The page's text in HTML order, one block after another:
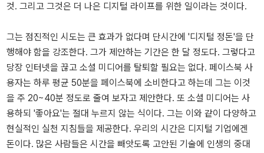
것. 그리고 그것은 더 나은 디지털 라이프를 위한 일이라는 것이다.
그는 점진적인 시도는 큰 효과가 없다며 단시간에 '디지털 정돈'을 단
행해야 함을 강조한다. 그가 제안하는 기간은 한 달 정도다. 그렇다고
당장 인터넷을 끊고 소셜 미디어를 탈퇴할 필요는 없다. 페이스북 사
용자는 하루 평균 50분을 페이스북에 소비한다고 하는데 그는 이것
을 주 20~40분 정도로 줄여 보자고 제안한다. 또 소셜 미디어는 사
용하되 '좋아요'는 절대 누르지 않는 식이다. 그는 이와 같이 다양하고
현실적인 실천 지침들을 제공한다. 우리의 시간은 디지털 기업에겐
돈이다. 많은 사람들은 시간을 빼앗도록 고안된 기술에 인생의 중대